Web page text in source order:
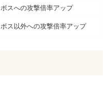
ボスへの攻撃倍率アップ
ボス以外への攻撃倍率アップ